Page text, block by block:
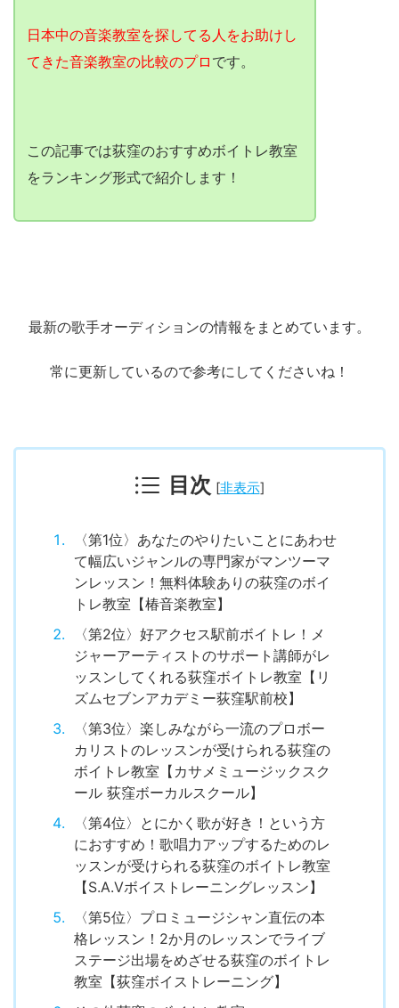
日本中の音楽教室を探してる人をお助けし
てきた音楽教室の比較のプロ です。
この記事では荻窪のおすすめボイトレ教室
をランキング形式で紹介します！
最新の歌手オーディションの情報をまとめています。
常に更新しているので参考にしてくださいね！
目次 [非表示]
〈第1位〉あなたのやりたいことにあわせ
て幅広いジャンルの専門家がマンツーマ
ンレッスン！無料体験ありの荻窪のボイ
トレ教室【椿音楽教室】
〈第2位〉好アクセス駅前ボイトレ！メ
ジャーアーティストのサポート講師がレ
ッスンしてくれる荻窪ボイトレ教室【リ
ズムセブンアカデミー荻窪駅前校】
〈第3位〉楽しみながら一流のプロボー
カリストのレッスンが受けられる荻窪の
ボイトレ教室【カサメミュージックスク
ール 荻窪ボーカルスクール】
〈第4位〉とにかく歌が好き！という方
におすすめ！歌唱力アップするためのレ
ッスンが受けられる荻窪のボイトレ教室
【S.A.Vボイストレーニングレッスン】
〈第5位〉プロミュージシャン直伝の本
格レッスン！2か月のレッスンでライブ
ステージ出場をめざせる荻窪のボイトレ
教室【荻窪ボイストレーニング】